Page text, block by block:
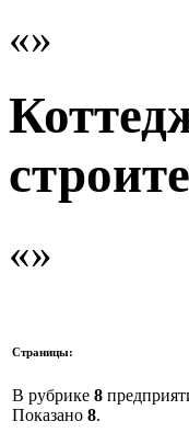
Страницы:
В рубрике 8
Показано 8.